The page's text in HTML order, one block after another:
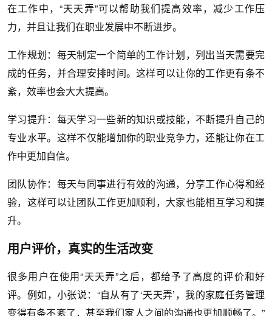
在工作中，“天天弄”可以帮助我们提高效率，减少工作压
力，并且让我们在职业发展中不断进步。
工作规划：每天制定一个简单的工作计划，列出当天需要完
成的任务，并合理安排时间。这样可以让你的工作更有条不
紊，效率也会大大提高。
学习提升：每天学习一些新的知识或技能，不断提升自己的
专业水平。这样不仅能增加你的职业竞争力，还能让你在工
作中更加自信。
团队协作：每天与同事进行有效的沟通，分享工作心得和经
验，这样可以让团队工作更加顺利，大家也能相互学习和提
升。
用户评价，真实的生活改变
很多用户在使用“天天弄”之后，都给予了高度的评价和好
评。例如，小张说：“自从有了‘天天弄’，我的家庭任务管理
变得有条不紊了，甚至我们家人之间的沟通也更加顺畅了。”